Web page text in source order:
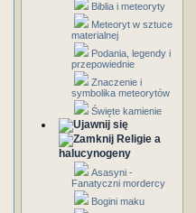
Biblia i meteoryty
Meteoryt w sztuce
materialnej
Podania, legendy i
przepowiednie
Znaczenie i
symbolika meteorytów
Święte kamienie
Religie a
halucynogeny
Asasyni -
Fanatyczni mordercy
Bogini maku